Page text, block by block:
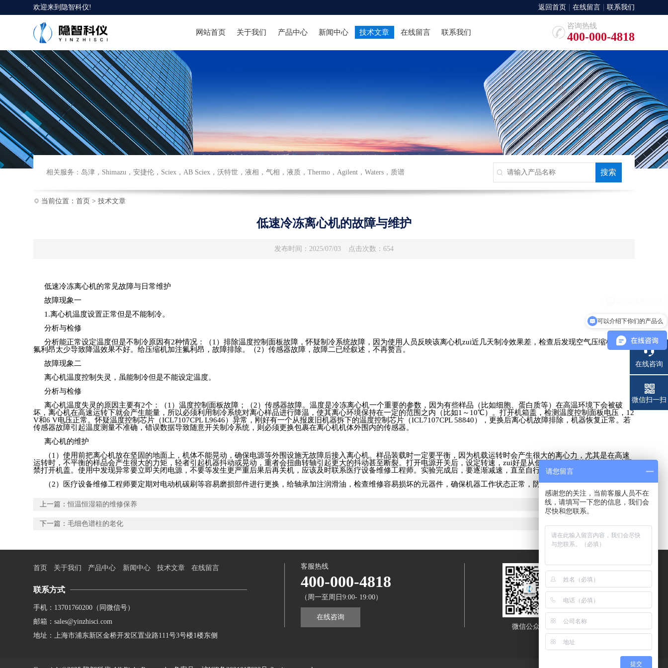
欢迎来到 隐智科仪! 返回首页 在线留言 联系我们
网站首页 关于我们 产品中心 新闻中心 技术文章 在线留言 联系我们
咨询热线
400-000-4818
相关服务： 岛津 ， Shimazu ，安捷伦 ， Sciex ，AB Sciex ，沃特世 ，液相 ，气相 ，液质 ，Thermo ，Agilent ，Waters ， 质谱
当前位置： 首页 > 技术文章
低速冷冻离心机的故障与维护
发布时间：2025/07/03 点击次数：654
低速冷冻离心机的常见故障与日常维护
故障现象一
1.离心机温度设置正常但是不能制冷。
分析与检修
分析能正常设定温度但是不制冷原因有2种情况：（1 ）排除温度控制面板故障，怀疑制冷系统故障，因为使用人员反映该离心机zui近几天制冷效果差，检查后发现空气压缩机内的
氟利昂太少导致降温效果不好。给压缩机加注氟利昂，故障排除。（2）传感器故障，故障二已经叙述，不再赘言。
故障现象二
离心机温度控制失灵，虽能制冷但是不能设定温度。
分析与检修
离心机温度失灵的原因主要有2个：（1 ）温度控制面板故障；（2）传感器故障。温度是冷冻离心机一个重要的参数，因为有些样品（比如细胞、蛋白质等）在高温环境下会被破
坏，离心机在高速运转下就会产生能量，所以必须利用制冷系统对离心样品进行降温，使其离心环境保持在一定的范围之内（比如1 ～ 10℃）。打开机箱盖，检测温度控制面板电压， 12
V和6 V电压正常。怀疑温度控制芯片（ICL7107CPL L9646）异常，刚好有一个从报废旧机器拆下的温度控制芯片（ICL7107CPL 58840），更换后离心机故障排除，机器恢复正常。若
传感器故障引起温度测量不准确，错误数据导致随意开关制冷系统，则必须更换包裹在离心机机体外围内的传感器。
离心机的维护
（1 ）使用前把离心机放在坚固的地面上，机体不能晃动，确保电源等外围设施无故障后接入离心机。样品装载时一定要平衡，因为机载运转时会产生很大的离心力，尤其是在高速
运转时，不平衡的样品会产生很大的力矩，轻者引起机器抖动或晃动，重者会扭曲转轴引起更大的抖动甚至断裂。打开电源开关后，设定转速， zui好是从低速到高速逐渐加速，此时严
禁打开机盖。使用中发现异常要立即关闭电源，不要等发生更严重后果后再关机，应该及时联系医疗设备维修工程师。实验完成后，要逐渐减速，直至自行停转，关闭电源。
（2）医疗设备维修工程师要定期对电动机碳刷等容易磨损部件进行更换，给轴承加注润滑油，检查维修容易损坏的元器件，确保机器工作状态正常，防患于未然。
上一篇：恒温恒湿箱的维修保养
下一篇：毛细色谱柱的老化
首页 关于我们 产品中心 新闻中心 技术文章 在线留言
联系方式
手机：13701760200（同微信号）
邮箱：sales@yinzhisci.com
地址：上海市浦东新区金桥开发区置业路111号3号楼1楼东侧
客服热线
400-000-4818
（周一至周日9:00- 19:00）
在线咨询
微信公众号
在线咨询
电话
微信扫一扫
可以介绍下你们的产品么
请您留言
感谢您的关注，当前客服人员不在
线，请填写一下您的信息，我们会
尽快和您联系。
提交